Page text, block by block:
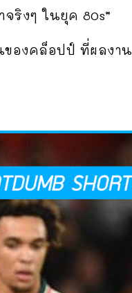
ริงๆ ในยุค 80s”
ของคล็อปป์ ที่ผลงาน